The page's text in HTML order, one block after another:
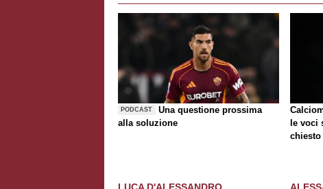
PODCAST
Una questione prossima
alla soluzione
le voci